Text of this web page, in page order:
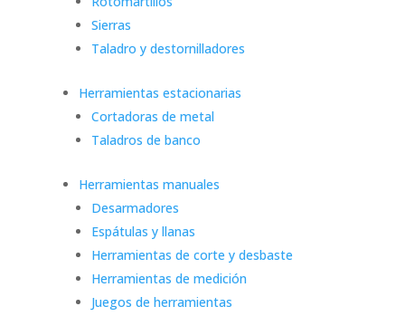
Sierras
Taladro y destornilladores
Herramientas estacionarias
Cortadoras de metal
Taladros de banco
Herramientas manuales
Desarmadores
Espátulas y llanas
Herramientas de corte y desbaste
Herramientas de medición
Juegos de herramientas